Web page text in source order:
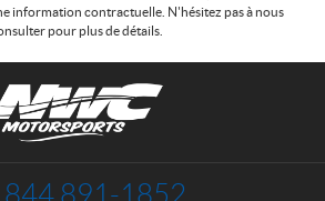
information contractuelle. N'hésitez pas à nous
pour plus de détails.
I844 891-1852